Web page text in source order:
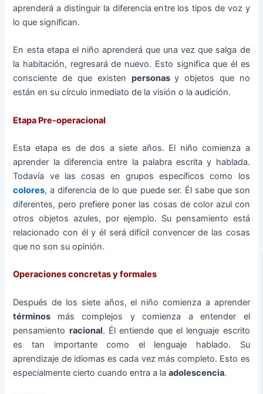
aprenderá a distinguir la diferencia entre los tipos de voz y
lo que significan.
En esta etapa el niño aprenderá que una vez que salga de
la habitación, regresará de nuevo. Esto significa que él es
consciente de que existen personasy objetos que no
están en su círculo inmediato de la visión o la audición.
Etapa Pre-operacional
Esta etapa es de dos a siete años. El niño comienza a
aprender la diferencia entre la palabra escrita y hablada.
Todavía ve las cosas en grupos específicos como los
colores, a diferencia de lo que puede ser. Él sabe que son
diferentes, pero prefiere poner las cosas de color azul con
otros objetos azules, por ejemplo. Su pensamiento está
relacionado con él y él será difícil convencer de las cosas
que no son su opinión.
Operaciones concretas y formales
Después de los siete años, el niño comienza a aprender
términos más complejos y comienza a entender el
pensamiento racional. Él entiende que el lenguaje escrito
es tan importante como el lenguaje hablado. Su
aprendizaje de idiomas es cada vez más completo. Esto es
especialmente cierto cuando entra a laadolescencia.